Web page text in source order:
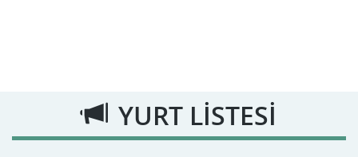
YURT LİSTESİ